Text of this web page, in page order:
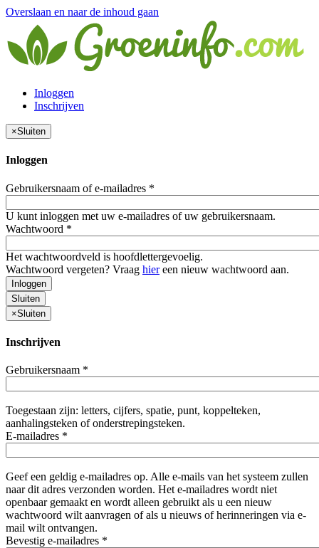
Overslaan en naar de inhoud gaan
Inloggen
Inschrijven
×Sluiten
Inloggen
Gebruikersnaam of e-mailadres *
U kunt inloggen met uw e-mailadres of uw gebruikersnaam.
Wachtwoord *
Het wachtwoordveld is hoofdlettergevoelig.
Wachtwoord vergeten? Vraag hiereen nieuw wachtwoord aan.
Inloggen
Sluiten
×Sluiten
Inschrijven
Gebruikersnaam *
Toegestaan zijn: letters, cijfers, spatie, punt, koppelteken,
aanhalingsteken of onderstrepingsteken.
E-mailadres *
Geef een geldig e-mailadres op. Alle e-mails van het systeem zullen
naar dit adres verzonden worden. Het e-mailadres wordt niet
openbaar gemaakt en wordt alleen gebruikt als u een nieuw
wachtwoord wilt aanvragen of als u nieuws of herinneringen via e-
mail wilt ontvangen.
Bevestig e-mailadres *